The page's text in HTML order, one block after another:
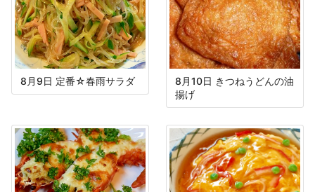
8月9日 定番☆春雨サラダ
8月10日 きつねうどんの油
揚げ